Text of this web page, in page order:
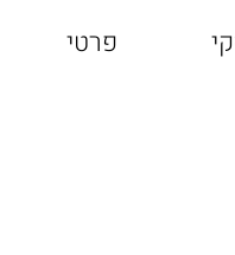
פרטי